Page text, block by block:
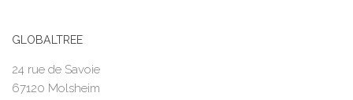
GLOBALTREE
24 rue de Savoie
67120 Molsheim